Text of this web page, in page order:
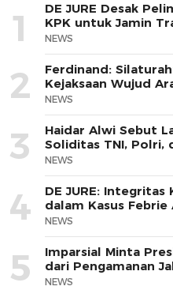
1
DE JURE Desak
KPK untuk Jamin
NEWS
2
Ferdinand:
Kejaksaan Wujud
NEWS
3
Haidar Alwi Sebut
Soliditas TNI, Polri,
NEWS
4
DE JURE: Integritas
dalam Kasus Febrie
NEWS
5
Imparsial Minta
dari Pengamanan
NEWS